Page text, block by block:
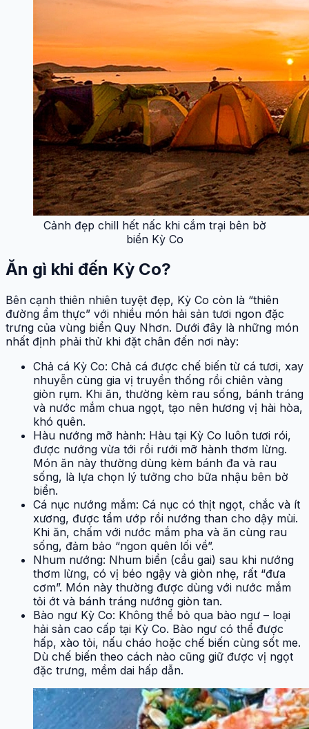
Cảnh đẹp chill hết nấc khi cắm trại bên bờ
biển Kỳ Co
Ăn gì khi đến Kỳ Co?
Bên cạnh thiên nhiên tuyệt đẹp, Kỳ Co còn là “thiên
đường ẩm thực” với nhiều món hải sản tươi ngon đặc
trưng của vùng biển Quy Nhơn. Dưới đây là những món
nhất định phải thử khi đặt chân đến nơi này:
Chả cá Kỳ Co: Chả cá được chế biến từ cá tươi, xay
nhuyễn cùng gia vị truyền thống rồi chiên vàng
giòn rụm. Khi ăn, thường kèm rau sống, bánh tráng
và nước mắm chua ngọt, tạo nên hương vị hài hòa,
khó quên.
Hàu nướng mỡ hành: Hàu tại Kỳ Co luôn tươi rói,
được nướng vừa tới rồi rưới mỡ hành thơm lừng.
Món ăn này thường dùng kèm bánh đa và rau
sống, là lựa chọn lý tưởng cho bữa nhậu bên bờ
biển.
Cá nục nướng mắm: Cá nục có thịt ngọt, chắc và ít
xương, được tẩm ướp rồi nướng than cho dậy mùi.
Khi ăn, chấm với nước mắm pha và ăn cùng rau
sống, đảm bảo “ngon quên lối về”.
Nhum nướng: Nhum biển (cầu gai) sau khi nướng
thơm lừng, có vị béo ngậy và giòn nhẹ, rất “đưa
cơm”. Món này thường được dùng với nước mắm
tỏi ớt và bánh tráng nướng giòn tan.
Bào ngư Kỳ Co: Không thể bỏ qua bào ngư – loại
hải sản cao cấp tại Kỳ Co. Bào ngư có thể được
hấp, xào tỏi, nấu cháo hoặc chế biến cùng sốt me.
Dù chế biến theo cách nào cũng giữ được vị ngọt
đặc trưng, mềm dai hấp dẫn.